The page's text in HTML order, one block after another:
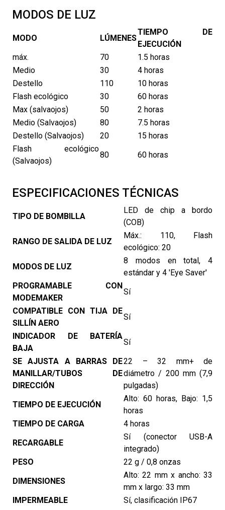
MODOS DE LUZ
MODO LÚMENES
TIEMPO DE
EJECUCIÓN
máx.
70
1.5 horas
Medio
30
4 horas
Destello
110
10 horas
Flash ecológico
30
60 horas
Max (salvaojos)
50
2 horas
Medio (Salvaojos)
80
7.5 horas
Destello (Salvaojos)
20
15 horas
Flash ecológico
(Salvaojos)
80 60 horas
ESPECIFICACIONES TÉCNICAS
TIPO DE BOMBILLA
LED de chip a bordo
(COB)
RANGO DE SALIDA DE LUZ
Máx.: 110, Flash
ecológico: 20
MODOS DE LUZ
8 modos en total, 4
estándar y 4 'Eye Saver'
PROGRAMABLE CON
MODEMAKER
Sí
COMPATIBLE CON TIJA DE
SILLÍN AERO
Sí
INDICADOR DE BATERÍA
BAJA
Sí
SE AJUSTA A BARRAS DE
MANILLAR/TUBOS DE
DIRECCIÓN
22 – 32 mm+ de
diámetro / 200 mm (7,9
pulgadas)
TIEMPO DE EJECUCIÓN
Alto: 60 horas, Bajo: 1,5
horas
TIEMPO DE CARGA
4 horas
RECARGABLE
Sí (conector USB-A
integrado)
PESO
22 g / 0,8 onzas
DIMENSIONES
Alto: 22 mm x ancho: 33
mm x largo: 33 mm
IMPERMEABLE
Sí, clasificación IP67